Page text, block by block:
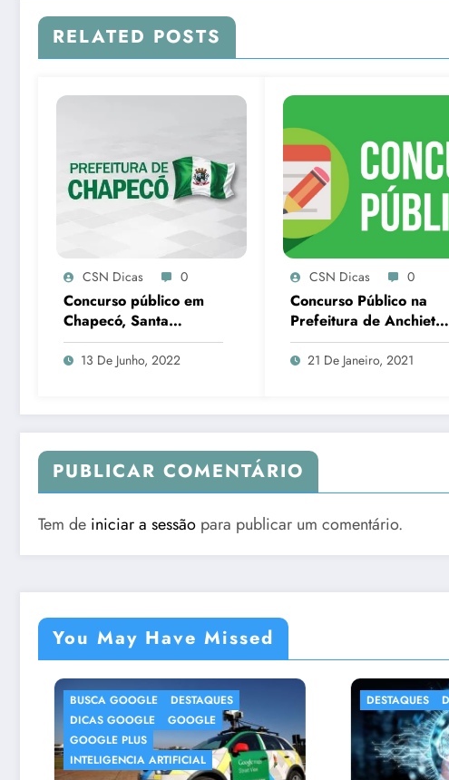
RELATED POSTS
CSN Dicas 0
Concurso público em
Chapecó, Santa
Catarina
13 De Junho, 2022
CSN Dicas 0
Concurso Público na
Prefeitura de Anchieta,
em SC
21 De Janeiro, 2021
PUBLICAR COMENTÁRIO
Tem de iniciar a sessão para publicar um comentário.
You May Have Missed
DESTAQUES DICAS INTERNET